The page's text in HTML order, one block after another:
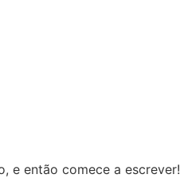
e então comece a escrever!